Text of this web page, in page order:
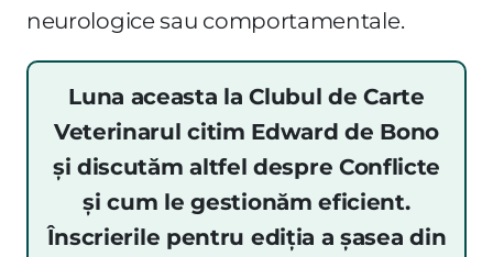
neurologice sau comportamentale.
Luna aceasta la Clubul de Carte
Veterinarul citim Edward de Bono
și discutăm altfel despre Conflicte
și cum le gestionăm eficient.
Înscrierile pentru ediția a șasea din